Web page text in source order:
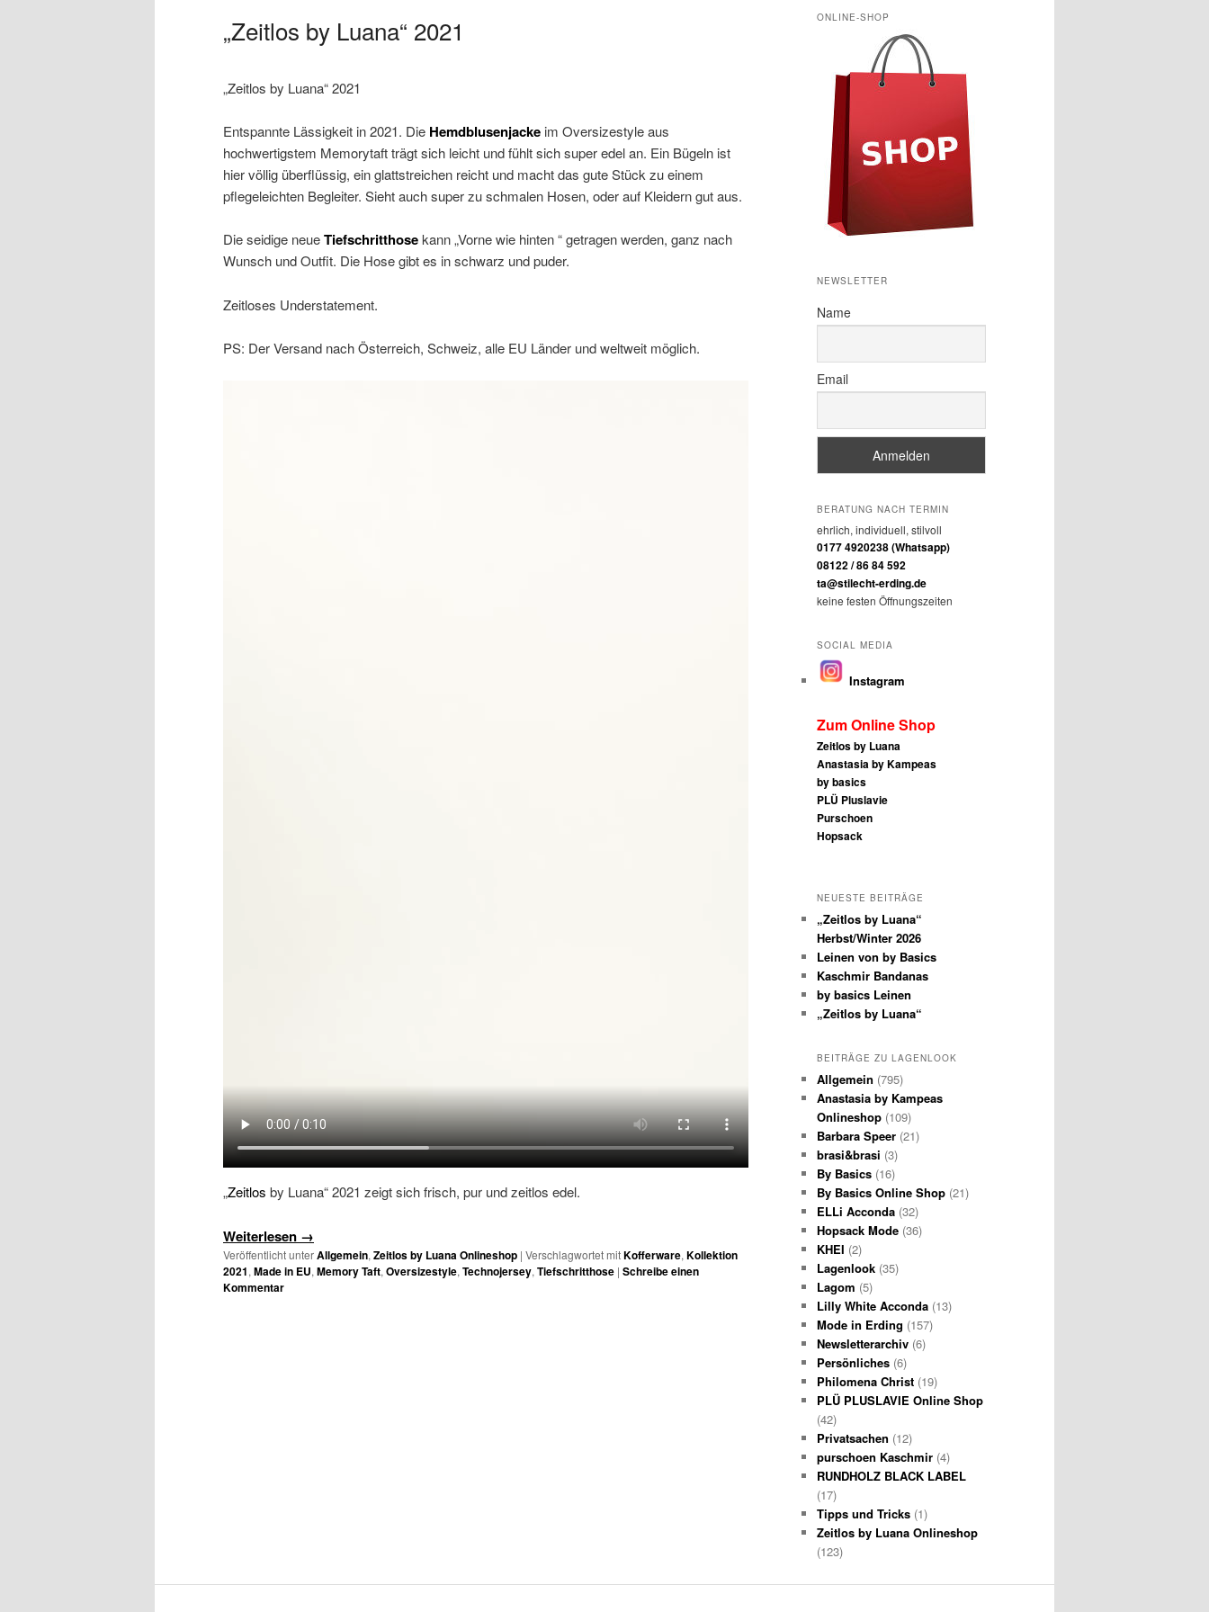
„Zeitlos by Luana“ 2021
„Zeitlos by Luana“ 2021
Entspannte Lässigkeit in 2021. Die Hemdblusenjacke im Oversizestyle aus
hochwertigstem Memorytaft trägt sich leicht und fühlt sich super edel an. Ein Bügeln ist
hier völlig überflüssig, ein glattstreichen reicht und macht das gute Stück zu einem
pflegeleichten Begleiter. Sieht auch super zu schmalen Hosen, oder auf Kleidern gut aus.
Die seidige neueTiefschritthosekann „Vorne wie hinten “ getragen werden, ganz nach
Wunsch und Outfit. Die Hose gibt es in schwarz und puder.
Zeitloses Understatement.
PS: Der Versand nach Österreich, Schweiz, alle EU Länder und weltweit möglich.
„Zeitlos by Luana“ 2021 zeigt sich frisch, pur und zeitlos edel.
Weiterlesen →
Veröffentlicht unterAllgemein, Zeitlos by Luana Onlineshop | Verschlagwortet mitKofferware, Kollektion
2021, Made in EU, Memory Taft, Oversizestyle, Technojersey, Tiefschritthose | Schreibe einen
Kommentar
h
ONLINE-SHOP
NEWSLETTER
Name
Email
BERATUNG NACH TERMIN
ehrlich, individuell, stilvoll
0177 4920238 (Whatsapp)
08122 / 86 84 592
ta@stilecht-erding.de
keine festen Öffnungszeiten
SOCIAL MEDIA
Instagram
Zum Online Shop
Zeitlos by Luana
Anastasia by Kampeas
by basics
PLÜ Pluslavie
Purschoen
Hopsack
NEUESTE BEITRÄGE
„Zeitlos by Luana“
Herbst/Winter 2026
Leinen von by Basics
Kaschmir Bandanas
by basics Leinen
„Zeitlos by Luana“
BEITRÄGE ZU LAGENLOOK
Allgemein (795)
Anastasia by Kampeas
Onlineshop (109)
Barbara Speer (21)
brasi&brasi (3)
By Basics (16)
By Basics Online Shop (21)
ELLi Acconda (32)
Hopsack Mode (36)
KHEI (2)
Lagenlook (35)
Lagom (5)
Lilly White Acconda (13)
Mode in Erding (157)
Newsletterarchiv (6)
Persönliches (6)
Philomena Christ (19)
PLÜ PLUSLAVIE Online Shop
(42)
Privatsachen (12)
purschoen Kaschmir (4)
RUNDHOLZ BLACK LABEL
(17)
Tipps und Tricks (1)
Zeitlos by Luana Onlineshop
(123)